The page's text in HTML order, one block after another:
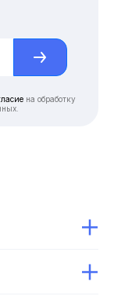
на обработку